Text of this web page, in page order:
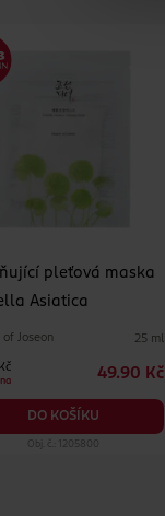
pleťová maska
Asiatica
of Joseon 25 ml
49.90 Kč
DO KOŠÍKU
Obj. č.: 1205800